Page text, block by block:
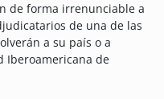
de forma irrenunciable a
de una de las
a su país o a
Iberoamericana de